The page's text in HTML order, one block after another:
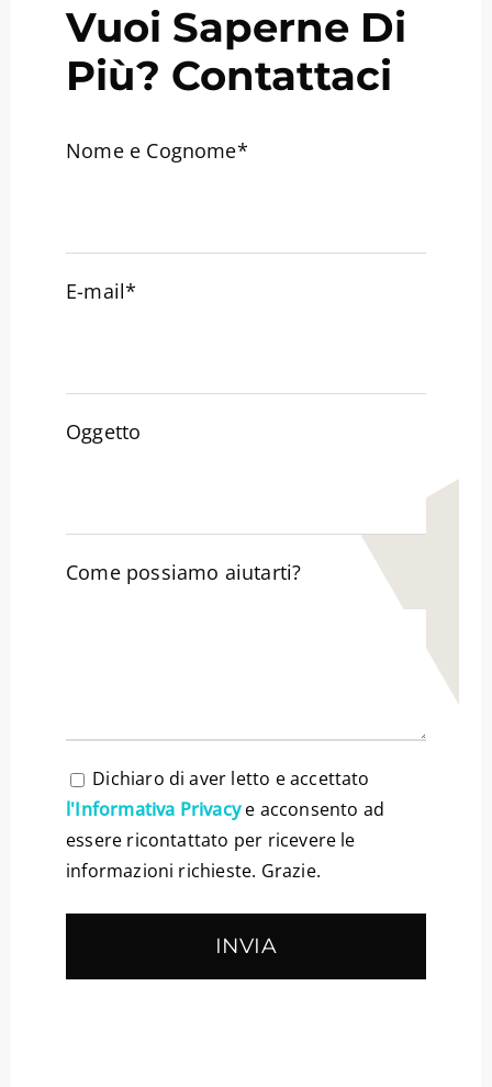
Vuoi Saperne Di
Più? Contattaci
Nome e Cognome*
E-mail*
Oggetto
Come possiamo aiutarti?
Dichiaro di aver letto e accettato
l'Informativa Privacye acconsento ad
essere ricontattato per ricevere le
informazioni richieste. Grazie.